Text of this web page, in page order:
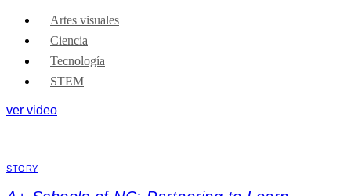
Artes visuales
Ciencia
Tecnología
STEM
ver video
STORY